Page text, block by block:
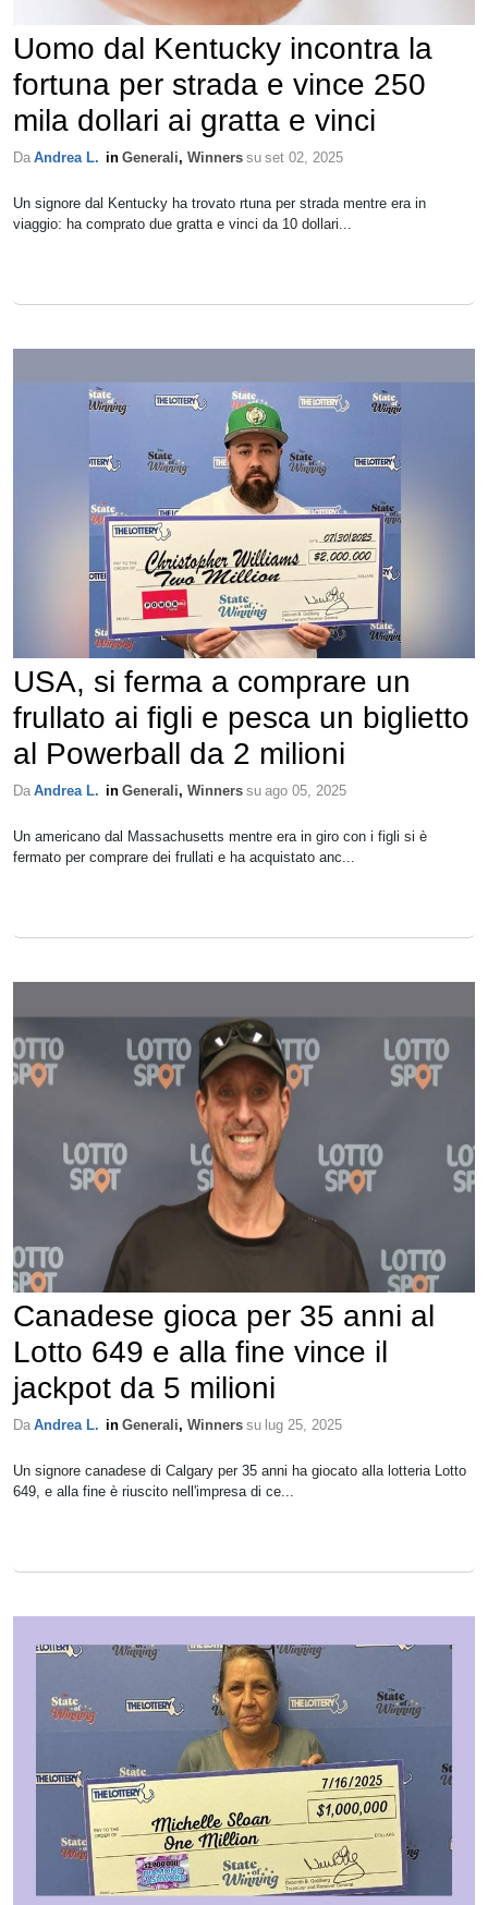
Uomo dal Kentucky incontra la
fortuna per strada e vince 250
mila dollari ai gratta e vinci
Da Andrea L. in Generali, Winners su set 02, 2025
Un signore dal Kentucky ha trovato rtuna per strada mentre era in
viaggio: ha comprato due gratta e vinci da 10 dollari...
USA, si ferma a comprare un
frullato ai figli e pesca un biglietto
al Powerball da 2 milioni
Da Andrea L. in Generali, Winners su ago 05, 2025
Un americano dal Massachusetts mentre era in giro con i figli si è
fermato per comprare dei frullati e ha acquistato anc...
Canadese gioca per 35 anni al
Lotto 649 e alla fine vince il
jackpot da 5 milioni
Da Andrea L. in Generali, Winners su lug 25, 2025
Un signore canadese di Calgary per 35 anni ha giocato alla lotteria Lotto
649, e alla fine è riuscito nell'impresa di ce...